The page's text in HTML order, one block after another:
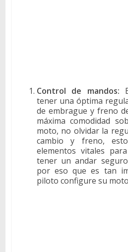
Control de mandos:
tener una óptima
de embrague y freno
máxima comodidad
moto, no olvidar la
cambio y freno,
elementos vitales
tener un andar
por eso que es tan
piloto configure su